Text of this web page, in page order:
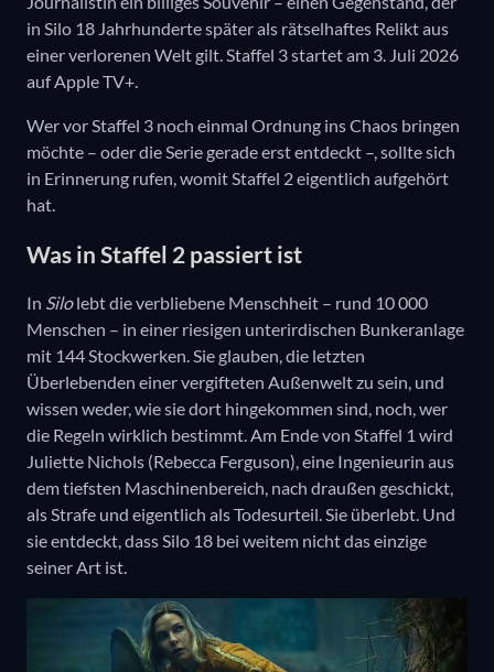
in Silo 18 Jahrhunderte später als rätselhaftes Relikt aus
einer verlorenen Welt gilt. Staffel 3 startet am 3. Juli 2026
auf Apple TV+.
Wer vor Staffel 3 noch einmal Ordnung ins Chaos bringen
möchte – oder die Serie gerade erst entdeckt –, sollte sich
in Erinnerung rufen, womit Staffel 2 eigentlich aufgehört
hat.
Was in Staffel 2 passiert ist
In Silolebt die verbliebene Menschheit – rund 10 000
Menschen – in einer riesigen unterirdischen Bunkeranlage
mit 144 Stockwerken. Sie glauben, die letzten
Überlebenden einer vergifteten Außenwelt zu sein, und
wissen weder, wie sie dort hingekommen sind, noch, wer
die Regeln wirklich bestimmt. Am Ende von Staffel 1 wird
Juliette Nichols (Rebecca Ferguson), eine Ingenieurin aus
dem tiefsten Maschinenbereich, nach draußen geschickt,
als Strafe und eigentlich als Todesurteil. Sie überlebt. Und
sie entdeckt, dass Silo 18 bei weitem nicht das einzige
seiner Art ist.